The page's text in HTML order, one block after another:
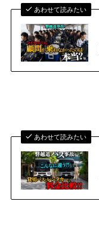
あわせて読みたい
あわせて読みたい